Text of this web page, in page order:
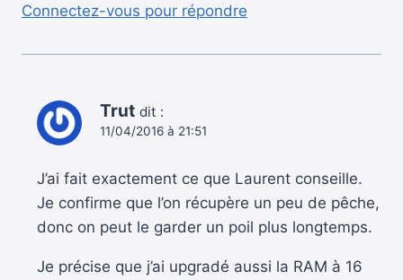
Connectez-vous pour répondre
Trut dit :
11/04/2016 à 21:51
J’ai fait exactement ce que Laurent conseille.
Je confirme que l’on récupère un peu de pêche,
donc on peut le garder un poil plus longtemps.
Je précise que j’ai upgradé aussi la RAM à 16